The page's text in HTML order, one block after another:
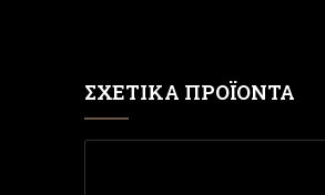
ΣΧΕΤΙΚΆ ΠΡΟΪΌΝΤΑ